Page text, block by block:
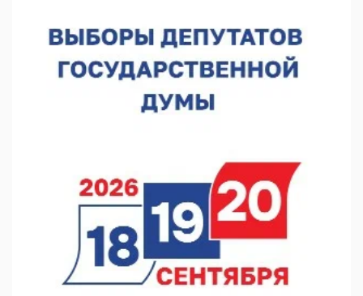
В Нижнем Новгороде сформировали группу добровольцев
10.08.2026 12:23
«Заповедные кварталы» отметят День города в Нижнем
Фестиваль «ВелоНижний» пройдет в Нижнем Новгороде 23
августа
10.08.2026 09:27